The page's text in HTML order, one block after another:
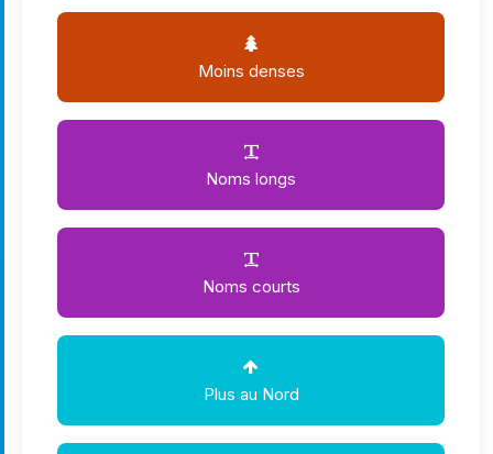
Moins denses
Noms longs
Noms courts
Plus au Nord